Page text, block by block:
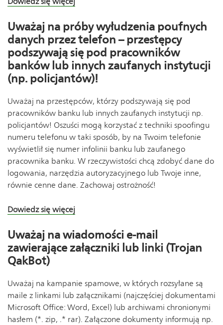
Uważaj na próby wyłudzenia poufnych
danych przez telefon – przestępcy
podszywają się pod pracowników
banków lub innych zaufanych instytucji
(np. policjantów)!
Uważaj na przestępców, którzy podszywają się pod
pracowników banku lub innych zaufanych instytucji np.
policjantów! Oszuści mogą korzystać z techniki spoofingu
numeru telefonu w taki sposób, by na Twoim telefonie
wyświetlił się numer infolinii banku lub zaufanego
pracownika banku. W rzeczywistości chcą zdobyć dane do
logowania, narzędzia autoryzacyjnego lub Twoje inne,
równie cenne dane. Zachowaj ostrożność!
Dowiedz się więcej
Uważaj na wiadomości e-mail
zawierające załączniki lub linki (Trojan
QakBot)
Uważaj na kampanie spamowe, w których rozsyłane są
maile z linkami lub załącznikami (najczęściej dokumentami
Microsoft Office: Word, Excel) lub archiwami chronionymi
hasłem (*. zip, .* rar). Załączone dokumenty informują np.